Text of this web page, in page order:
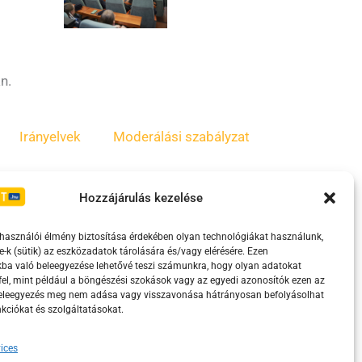
Hozzájárulás kezelése
élmény biztosítása érdekében olyan technológiákat használunk,
k (sütik) az eszközadatok tárolására és/vagy elérésére. Ezen
való beleegyezése lehetővé teszi számunkra, hogy olyan adatokat
mint például a böngészési szokások vagy az egyedi azonosítók ezen az
meg nem adása vagy visszavonása hátrányosan befolyásolhat
és szolgáltatásokat.
Irányelvek Moderálási szabályzat
támogatja.